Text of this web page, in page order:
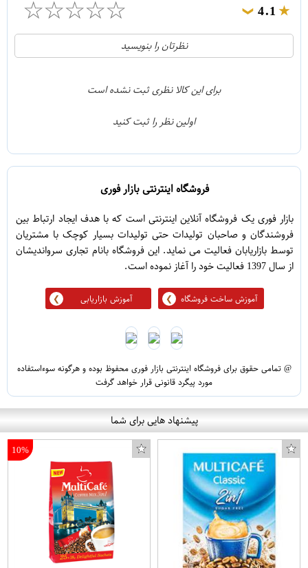
4.1
❯
☆
☆
☆
☆
☆
21
1
نظرتان را بنویسید
برای این کالا نظری ثبت نشده است
اولین نظر را ثبت کنید
فروشگاه اینترنتی بازار فوری
بازار فوری یک فروشگاه آنلاین اینترنتی است که با هدف ایجاد ارتباط بین
فروشندگان و صاحبان تولیدات حتی تولیدات بسیار کوچک با مشتریان
توسط بازاریابان فعالیت می نماید. این فروشگاه بانام تجاری سرواندیشان
از سال 1397 فعالیت خود را آغاز نموده است.
آموزش ساخت فروشگاه آموزش بازاریابی
@ تمامی حقوق برای فروشگاه اینترنتی بازار فوری محفوظ بوده و هرگونه سوءاستفاده
مورد پیگرد قانونی قرار خواهد گرفت
پیشنهاد هایی برای شما
10%